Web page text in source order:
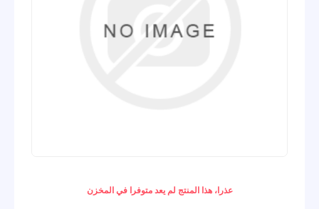
عذرا، هذا المنتج لم يعد متوفرا في المخزن